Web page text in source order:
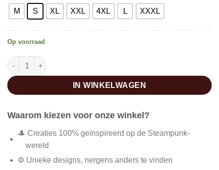
M S XL XXL 4XL L XXXL
Op voorraad
Rock metal cargo broek aantal
IN WINKELWAGEN
Waarom kiezen voor onze winkel?
🎩 Creaties 100% geïnspireerd op de Steampunk-
wereld
⚙️ Unieke designs, nergens anders te vinden